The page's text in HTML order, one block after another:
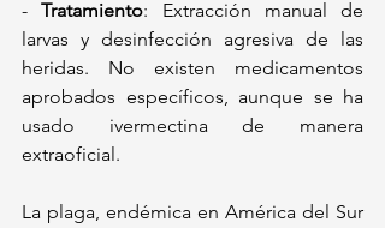
- Tratamiento: Extracción manual de
larvas y desinfección agresiva de las
heridas. No existen medicamentos
aprobados específicos, aunque se ha
usado ivermectina de manera
extraoficial.
La plaga, endémica en América del Sur